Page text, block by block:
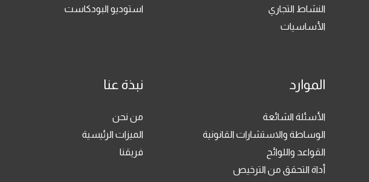
النشاط التجاري
الأساسيات
استوديو البودكاست
الموارد
الأسئلة الشائعة
الوساطة والاستشارات القانونية
القواعد واللوائح
أداة التحقق من الترخيص
نبذة عنا
من نحن
الميزات الرئيسية
فريقنا